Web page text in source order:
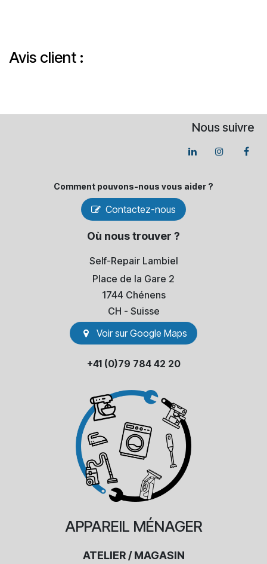
Avis client :
Nous suivre
Comment pouvons-​nous vous aider ?
Contactez-nous
Où nous trouver ?
Self-Repair Lambiel
Place de la Gare 2
1744 Chénens
​CH - Suisse
Voir sur Go​​ogle Maps
+41 (0)79 784 42 20
APPAREIL MÉNAGER
ATELIER / MAGASIN